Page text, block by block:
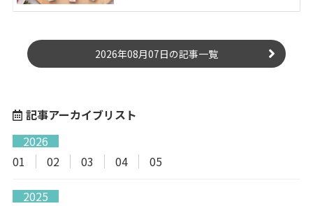
2026年08月07日の記事一覧
記事アーカイブリスト
2026
01
02 03 04 05
2025